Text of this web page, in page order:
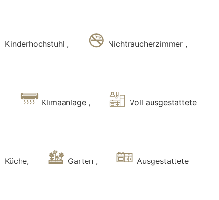
Kinderhochstuhl , Nichtraucherzimmer ,
Klimaanlage , Voll ausgestattete
Küche, Garten , Ausgestattete